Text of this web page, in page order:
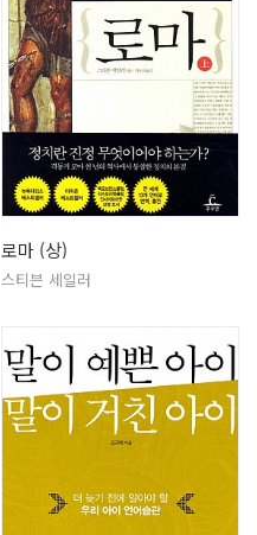
로마 (상)
스티븐 세일러